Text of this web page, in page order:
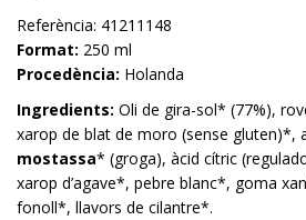
Referència: 41211148
Format: 250 ml
Procedència: Holanda
Ingredients: Oli de gira-sol* (77%),
xarop de blat de moro (sense gluten)*,
mostassa* (groga), àcid cítric
xarop d’agave*, pebre blanc*, goma
fonoll*, llavors de cilantre*.